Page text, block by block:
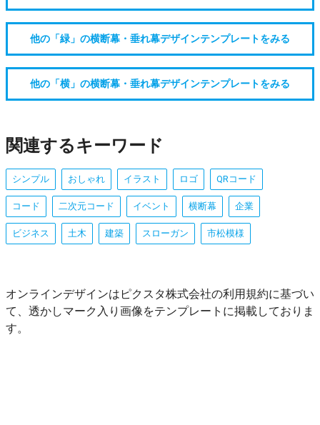
他の「緑」の横断幕・垂れ幕デザインテンプレートをみる
他の「横」の横断幕・垂れ幕デザインテンプレートをみる
関連するキーワード
シンプル おしゃれ イラスト ロゴ QRコード
コード 二次元コード イベント 横断幕 企業
ビジネス 土木 建築 スローガン 市松模様
オンラインデザインはピクスタ株式会社の利用規約に基づい
て、透かしマーク入り画像をテンプレートに掲載しておりま
す。